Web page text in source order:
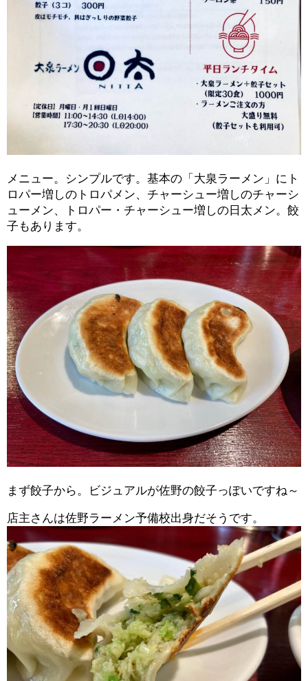
メニュー。シンプルです。基本の「大泉ラーメン」にト
ロパー増しのトロパメン、チャーシュー増しのチャーシ
ューメン、トロパー・チャーシュー増しの日太メン。餃
子もあります。
まず餃子から。ビジュアルが佐野の餃子っぽいですね～
店主さんは佐野ラーメン予備校出身だそうです。